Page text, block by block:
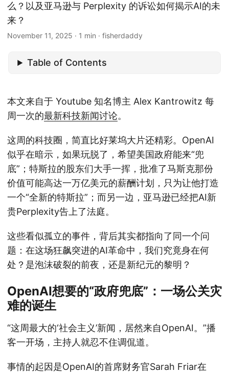
么？以及亚马逊与 Perplexity 的诉讼如何揭示AI的未
来？
November 11, 2025 · 1 min · fisherdaddy
Table of Contents
本文来自于 Youtube 知名博主 Alex Kantrowitz 每
周一次的最新科技新闻讨论。
这周的科技圈，简直比好莱坞大片还精彩。OpenAI
似乎在暗示，如果玩脱了，希望美国政府能来“兜
底”；特斯拉的股东们大手一挥，批准了马斯克那份
价值可能高达一万亿美元的薪酬计划，只为让他打造
一个“全新的特斯拉”；而另一边，亚马逊已经把AI新
贵Perplexity告上了法庭。
这些看似孤立的事件，背后其实都指向了同一个问
题：在这场狂飙突进的AI革命中，我们究竟身在何
处？是泡沫破裂的前夜，还是新纪元的黎明？
OpenAI想要的“政府兜底”：一场公关灾
难的诞生
“这周最大的‘社会主义’新闻，居然来自OpenAI。”播
客一开场，主持人就忍不住调侃道。
事情的起因是OpenAI的首席财务官Sarah Friar在